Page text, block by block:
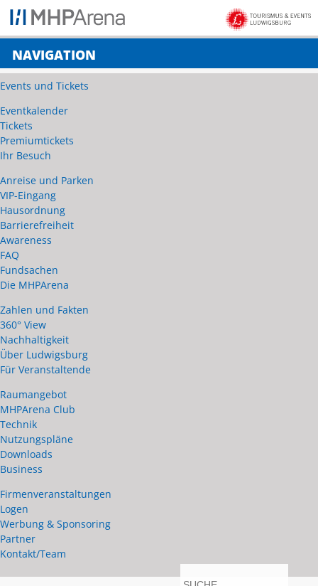
NAVIGATION
Events und Tickets
Eventkalender
Tickets
Premiumtickets
Ihr Besuch
Anreise und Parken
VIP-Eingang
Hausordnung
Barrierefreiheit
Awareness
FAQ
Fundsachen
Die MHPArena
Zahlen und Fakten
360° View
Nachhaltigkeit
Über Ludwigsburg
Für Veranstaltende
Raumangebot
MHPArena Club
Technik
Nutzungspläne
Downloads
Business
Firmenveranstaltungen
Logen
Werbung & Sponsoring
Partner
Kontakt/Team
anmelden